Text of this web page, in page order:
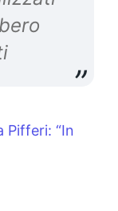
Pifferi: “In